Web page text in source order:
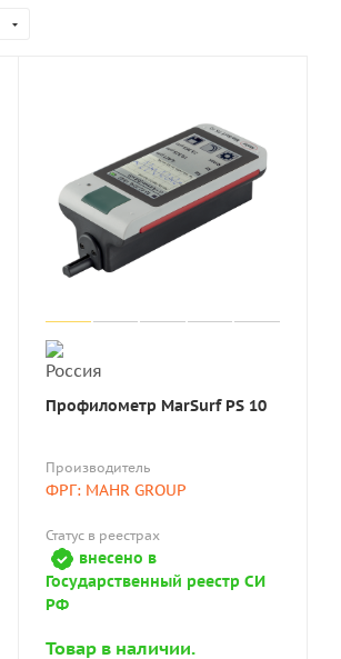
Профилометр MarSurf PS 10
Производитель
ФРГ: MAHR GROUP
Статус в реестрах
внесено в
Государственный реестр СИ
РФ
Товар в наличии.